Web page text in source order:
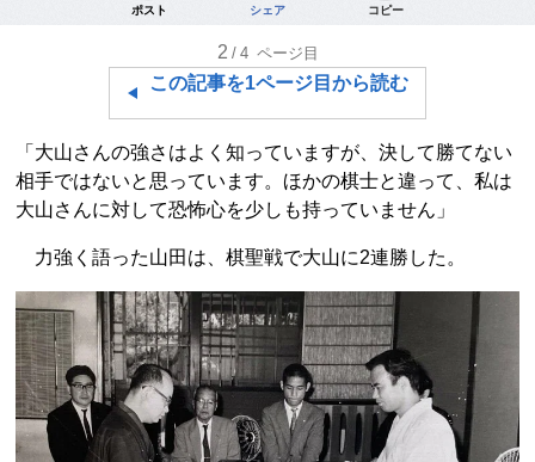
ポスト シェア コピー
2 /4 ページ目
この記事を1ページ目から読む
「大山さんの強さはよく知っていますが、決して勝てない
相手ではないと思っています。ほかの棋士と違って、私は
大山さんに対して恐怖心を少しも持っていません」
力強く語った山田は、棋聖戦で大山に2連勝した。